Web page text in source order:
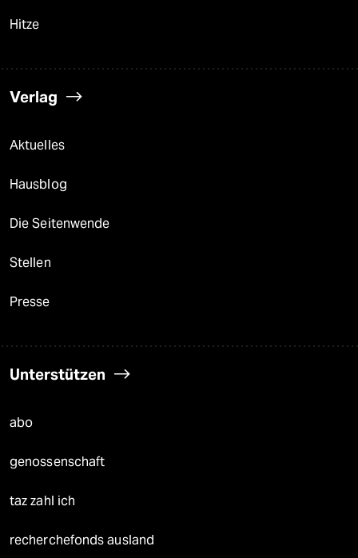
Hitze
Verlag
Aktuelles
Hausblog
Die Seitenwende
Stellen
Presse
Unterstützen
abo
genossenschaft
taz zahl ich
recherchefonds ausland